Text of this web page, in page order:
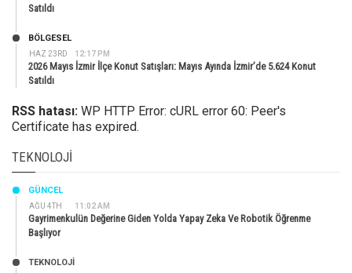
Satıldı
HAZ 23RD 12:17 PM
BÖLGESEL
2026 Mayıs İzmir İlçe Konut Satışları: Mayıs Ayında İzmir’de 5.624 Konut
Satıldı
RSS hatası: WP HTTP Error: cURL error 60: Peer's
Certificate has expired.
TEKNOLOJI
AĞU 4TH 11:02 AM
GÜNCEL
Gayrimenkulün Değerine Giden Yolda Yapay Zeka Ve Robotik Öğrenme
Başlıyor
TEKNOLOJİ